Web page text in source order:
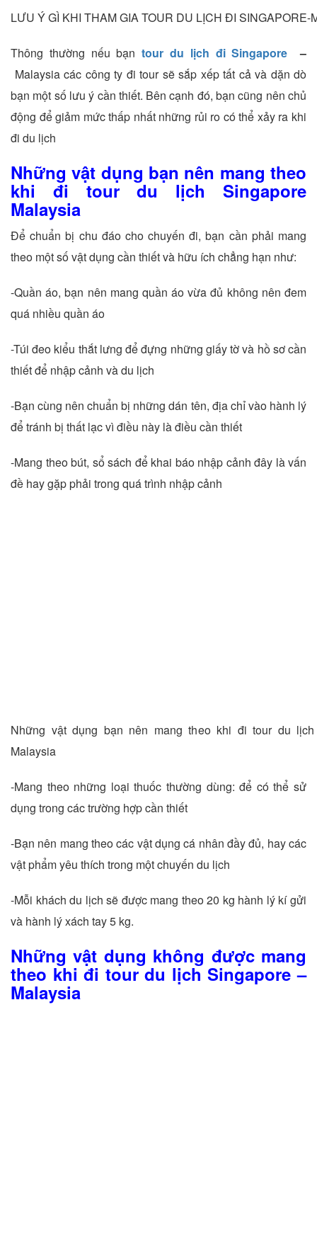
LƯU Ý GÌ KHI THAM GIA TOUR DU LỊCH ĐI SINGAPORE-
Thông thường nếu bạn tour du lịch đi Singapore –
Malaysia các công ty đi tour sẽ sắp xếp tất cả và dặn dò
bạn một số lưu ý cần thiết. Bên cạnh đó, bạn cũng nên chủ
động để giảm mức thấp nhất những rủi ro có thể xảy ra khi
đi du lịch
Những vật dụng bạn nên mang theo
khi đi tour du lịch Singapore
Malaysia
Để chuẩn bị chu đáo cho chuyến đi, bạn cần phải mang
theo một số vật dụng cần thiết và hữu ích chẳng hạn như:
-Quần áo, bạn nên mang quần áo vừa đủ không nên đem
quá nhiều quần áo
-Túi đeo kiểu thắt lưng để đựng những giấy tờ và hồ sơ cần
thiết để nhập cảnh và du lịch
-Bạn cùng nên chuẩn bị những dán tên, địa chỉ vào hành lý
để tránh bị thất lạc vì điều này là điều cần thiết
-Mang theo bút, sổ sách để khai báo nhập cảnh đây là vấn
đề hay gặp phải trong quá trình nhập cảnh
Những vật dụng bạn nên mang theo khi đi tour du lịch
Malaysia
-Mang theo những loại thuốc thường dùng: để có thể sử
dụng trong các trường hợp cần thiết
-Bạn nên mang theo các vật dụng cá nhân đầy đủ, hay các
vật phẩm yêu thích trong một chuyến du lịch
-Mỗi khách du lịch sẽ được mang theo 20 kg hành lý kí gửi
và hành lý xách tay 5 kg.
Những vật dụng không được mang
theo khi đi tour du lịch Singapore –
Malaysia